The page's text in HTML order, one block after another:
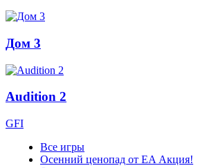
Дом 3
Audition 2
GFI
Все игры
Осенний ценопад от EA Акция!